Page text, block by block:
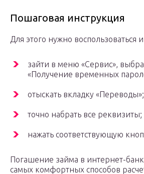
Пошаговая инструкция
Для этого нужно воспользоваться
зайти в меню «Сервис»,
«Получение временных
отыскать вкладку «Переводы»;
точно набрать все реквизиты;
нажать соответствующую
Погашение займа в интернет-
самых комфортных способов